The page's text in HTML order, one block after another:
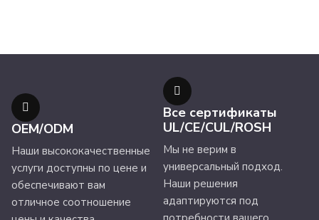
OEM/ODM
Наши высококачественные
услуги доступны по цене и
обеспечивают вам
отличное соотношение
Все сертификаты
UL/CE/CUL/ROSH
Мы не верим в
универсальный подход.
Наши решения
адаптируются под